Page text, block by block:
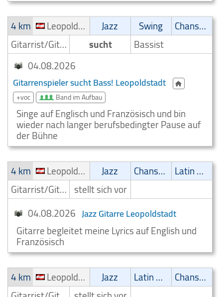
4 km
Leopoldstadt Jazz Swing
Chanson
Gitarrist/Gitarrenspieler
sucht
Bassist
04.08.2026
Gitarrenspieler sucht Bass! Leopoldstadt
+voc Band im Aufbau
Singe auf Englisch und Französisch und bin
wieder nach langer berufsbedingter Pause auf
der Bühne
4 km
Leopoldstadt Jazz Chanson
Latin Musik
Gitarrist/Gitarrenspieler stellt sich vor
04.08.2026 Jazz Gitarre Leopoldstadt
Gitarre begleitet meine Lyrics auf English und
Französisch
4 km
Leopoldstadt Jazz Latin Musik
Chanson